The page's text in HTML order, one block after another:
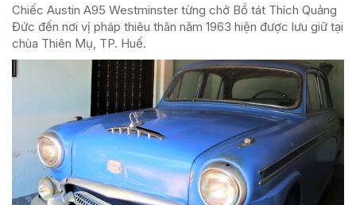
Chiếc Austin A95 Westminster từng chở Bồ tát Thích Quảng
Đức đến nơi vị pháp thiêu thân năm 1963 hiện được lưu giữ tại
chùa Thiên Mụ, TP. Huế.